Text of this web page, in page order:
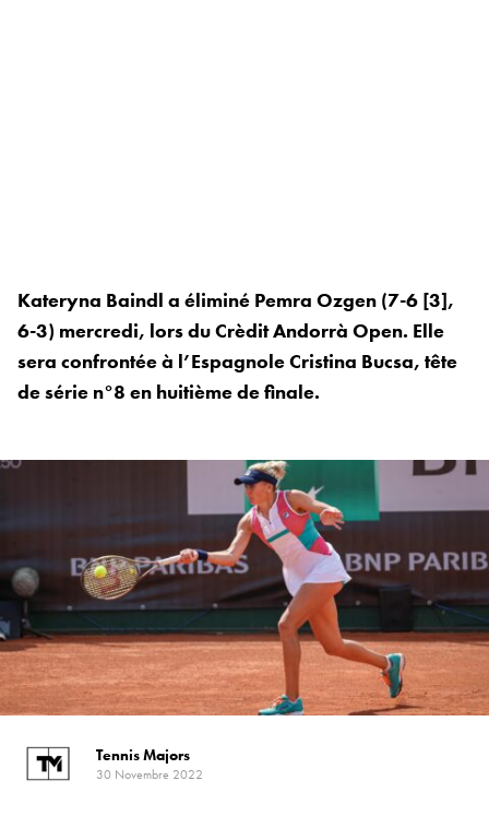
Kateryna Baindl a éliminé Pemra Ozgen (7-6 [3],
6-3) mercredi, lors du Crèdit Andorrà Open. Elle
sera confrontée à l’Espagnole Cristina Bucsa, tête
de série n°8 en huitième de finale.
Tennis Majors
30 Novembre 2022